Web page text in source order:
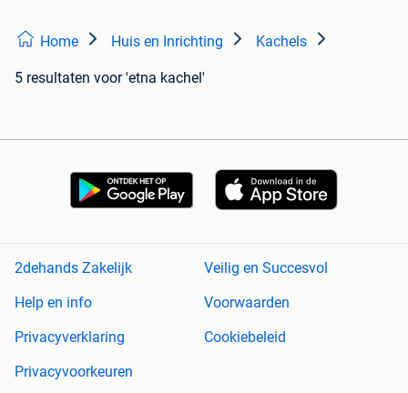
Home Huis en Inrichting Kachels
5 resultaten voor 'etna kachel'
2dehands Zakelijk
Veilig en Succesvol
Help en info
Voorwaarden
Privacyverklaring
Cookiebeleid
Privacyvoorkeuren